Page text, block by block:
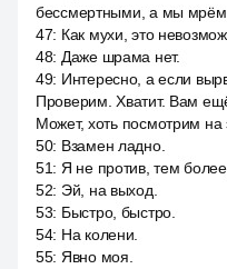
бессмертными, а мы мрём.
47: Как мухи, это
48: Даже шрама нет.
49: Интересно, а если
Проверим. Хватит. Вам
Может, хоть посмотрим на
50: Взамен ладно.
51: Я не против, тем
52: Эй, на выход.
53: Быстро, быстро.
54: На колени.
55: Явно моя.